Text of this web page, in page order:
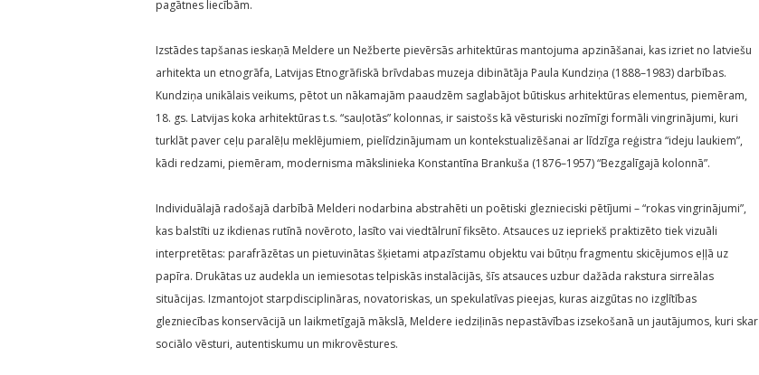
pagātnes liecībām.
Izstādes tapšanas ieskaņā Meldere un Nežberte pievērsās arhitektūras mantojuma apzināšanai, kas izriet no latviešu
arhitekta un etnogrāfa, Latvijas Etnogrāfiskā brīvdabas muzeja dibinātāja Paula Kundziņa (1888–1983) darbības.
Kundziņa unikālais veikums, pētot un nākamajām paaudzēm saglabājot būtiskus arhitektūras elementus, piemēram,
18. gs. Latvijas koka arhitektūras t.s. “sauļotās” kolonnas, ir saistošs kā vēsturiski nozīmīgi formāli vingrinājumi, kuri
turklāt paver ceļu paralēļu meklējumiem, pielīdzinājumam un kontekstualizēšanai ar līdzīga reģistra “ideju laukiem”,
kādi redzami, piemēram, modernisma mākslinieka Konstantīna Brankuša (1876–1957) “Bezgalīgajā kolonnā”.
Individuālajā radošajā darbībā Melderi nodarbina abstrahēti un poētiski gleznieciski pētījumi – “rokas vingrinājumi”,
kas balstīti uz ikdienas rutīnā novēroto, lasīto vai viedtālrunī fiksēto. Atsauces uz iepriekš praktizēto tiek vizuāli
interpretētas: parafrāzētas un pietuvinātas šķietami atpazīstamu objektu vai būtņu fragmentu skicējumos eļļā uz
papīra. Drukātas uz audekla un iemiesotas telpiskās instalācijās, šīs atsauces uzbur dažāda rakstura sirreālas
situācijas. Izmantojot starpdisciplināras, novatoriskas, un spekulatīvas pieejas, kuras aizgūtas no izglītības
glezniecības konservācijā un laikmetīgajā mākslā, Meldere iedziļinās nepastāvības izsekošanā un jautājumos, kuri skar
sociālo vēsturi, autentiskumu un mikrovēstures.